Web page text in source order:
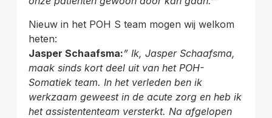
Nieuw in het POH S team mogen wij welkom
heten:
Jasper Schaafsma:” Ik, Jasper Schaafsma,
maak sinds kort deel uit van het POH-
Somatiek team. In het verleden ben ik
werkzaam geweest in de acute zorg en heb ik
het assistententeam versterkt. Na afgelopen